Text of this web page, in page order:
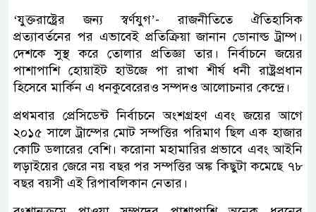
‘যুক্তরাষ্ট্রের জন্য স্বর্ণযুগ’- রাজনীতিতে ঐতিহাসিক
প্রত্যাবর্তনের পর এভাবেই প্রতিক্রিয়া জানান ডোনাল্ড ট্রাম্প।
দেশকে সুস্থ করে তোলার প্রতিজ্ঞা তার। নির্বাচনে জয়ের
পাশাপাশি হোয়াইট হাউজে পা রাখা শীর্ষ ধনী রাষ্ট্রপ্রধান
হিসেবে মার্কিন এ ধনকুবেরেরও সম্পদও আলোচনার কেন্দ্রে।
প্রথমবার প্রেসিডেন্ট নির্বাচনে অংশগ্রহণ এবং জয়ের আগে
২০১৫ সালে ট্রাম্পের মোট সম্পত্তির পরিমাণ ছিল এক হাজার
কোটি ডলারের বেশি। করোনা মহামারির প্রভাবে এবং আইনি
লড়াইয়ের জেরে নয় বছর পর সম্পত্তির অঙ্ক কিছুটা কমেছে ৭৮
বছর বয়সী এই রিপাবলিকান নেতার।